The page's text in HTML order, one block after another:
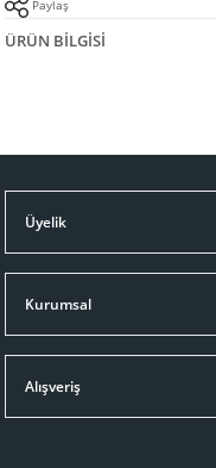
Paylaş
ÜRÜN BILGISI
Üyelik
Kurumsal
Alışveriş